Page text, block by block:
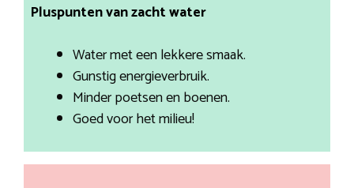
Pluspunten van zacht water
Water met een lekkere smaak.
Gunstig energieverbruik.
Minder poetsen en boenen.
Goed voor het milieu!